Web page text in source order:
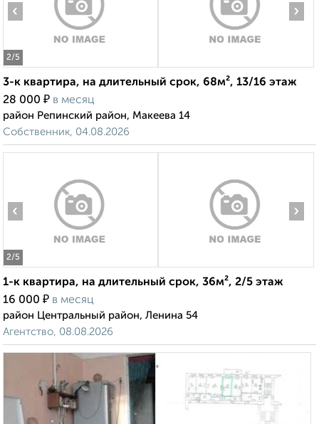
2/5
‹ ›
3-к квартира, на длительный срок, 68м², 13/16 этаж
28 000 ₽ в месяц
район Репинский район, Макеева 14
Собственник, 04.08.2026
2/5
‹ ›
1-к квартира, на длительный срок, 36м², 2/5 этаж
16 000 ₽ в месяц
район Центральный район, Ленина 54
Агентство, 08.08.2026